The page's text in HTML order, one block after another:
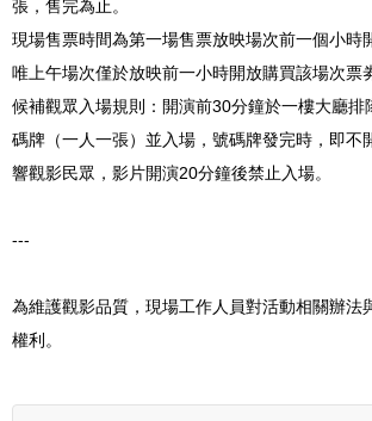
張，售完為止。
現場售票時間為第一場售票放映場次前一個小時
唯上午場次僅於放映前一小時開放購買該場次票
候補觀眾入場規則：開演前30分鐘於一樓大廳排
碼牌（一人一張）並入場，號碼牌發完時，即不
響觀影民眾，影片開演20分鐘後禁止入場。
---
為維護觀影品質，現場工作人員對活動相關辦法
權利。